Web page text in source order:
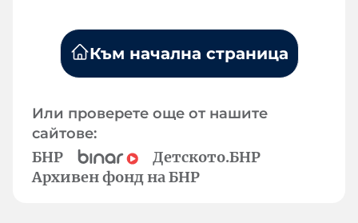
Към начална страница
Или проверете още от нашите
сайтове:
БНР
Детското.БНР
Архивен фонд на БНР